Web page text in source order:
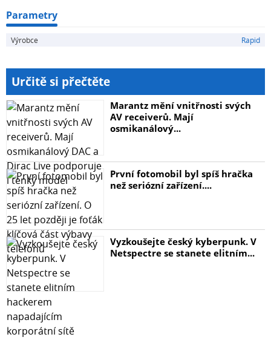
Parametry
Výrobce Rapid
Určitě si přečtěte
Marantz mění vnitřnosti svých
AV receiverů. Mají
osmikanálový...
První fotomobil byl spíš hračka
než seriózní zařízení....
Vyzkoušejte český kyberpunk. V
Netspectre se stanete elitním...